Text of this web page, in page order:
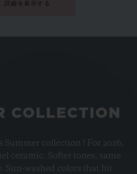
ーセラミック
MM
詳細を表示する
COLLECTION
Summer collection ! For 2026,
ceramic. Softer tones, same
Sun-washed colors that hit